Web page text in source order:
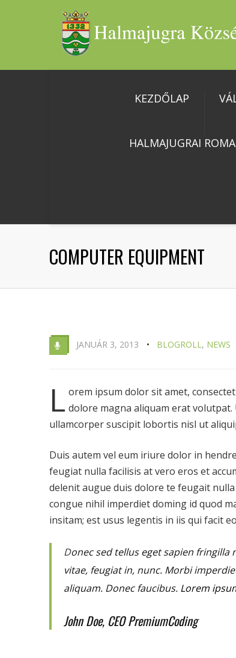
KEZDŐLAP
HALMAJUGRAI
COMPUTER EQUIPMENT
JANUÁR 3, 2013 BLOGROLL, NEWS
L orem ipsum dolor sit amet, consectet
dolore magna aliquam erat
ullamcorper suscipit lobortis nisl ut
Duis autem vel eum iriure dolor in
feugiat nulla facilisis at vero eros et
delenit augue duis dolore te feugait nulla
congue nihil imperdiet doming id quod
insitam; est usus legentis in iis qui facit
Donec sed tellus eget sapien fringilla
vitae, feugiat in, nunc. Morbi
aliquam. Donec faucibus. Lorem
John Doe, CEO PremiumCoding